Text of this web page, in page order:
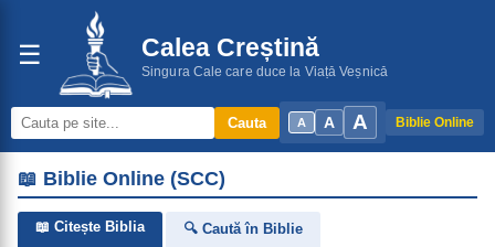
☰ Calea Creștină
Singura Cale care duce la Viață Veșnică
A A A Biblie Online
Cauta
📖 Biblie Online (SCC)
📖 Citește Biblia 🔍 Caută în Biblie